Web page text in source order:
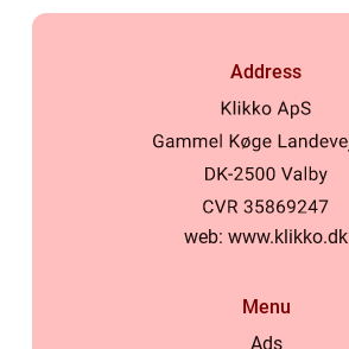
Address
web: www.klikko.dk
Menu
Ads